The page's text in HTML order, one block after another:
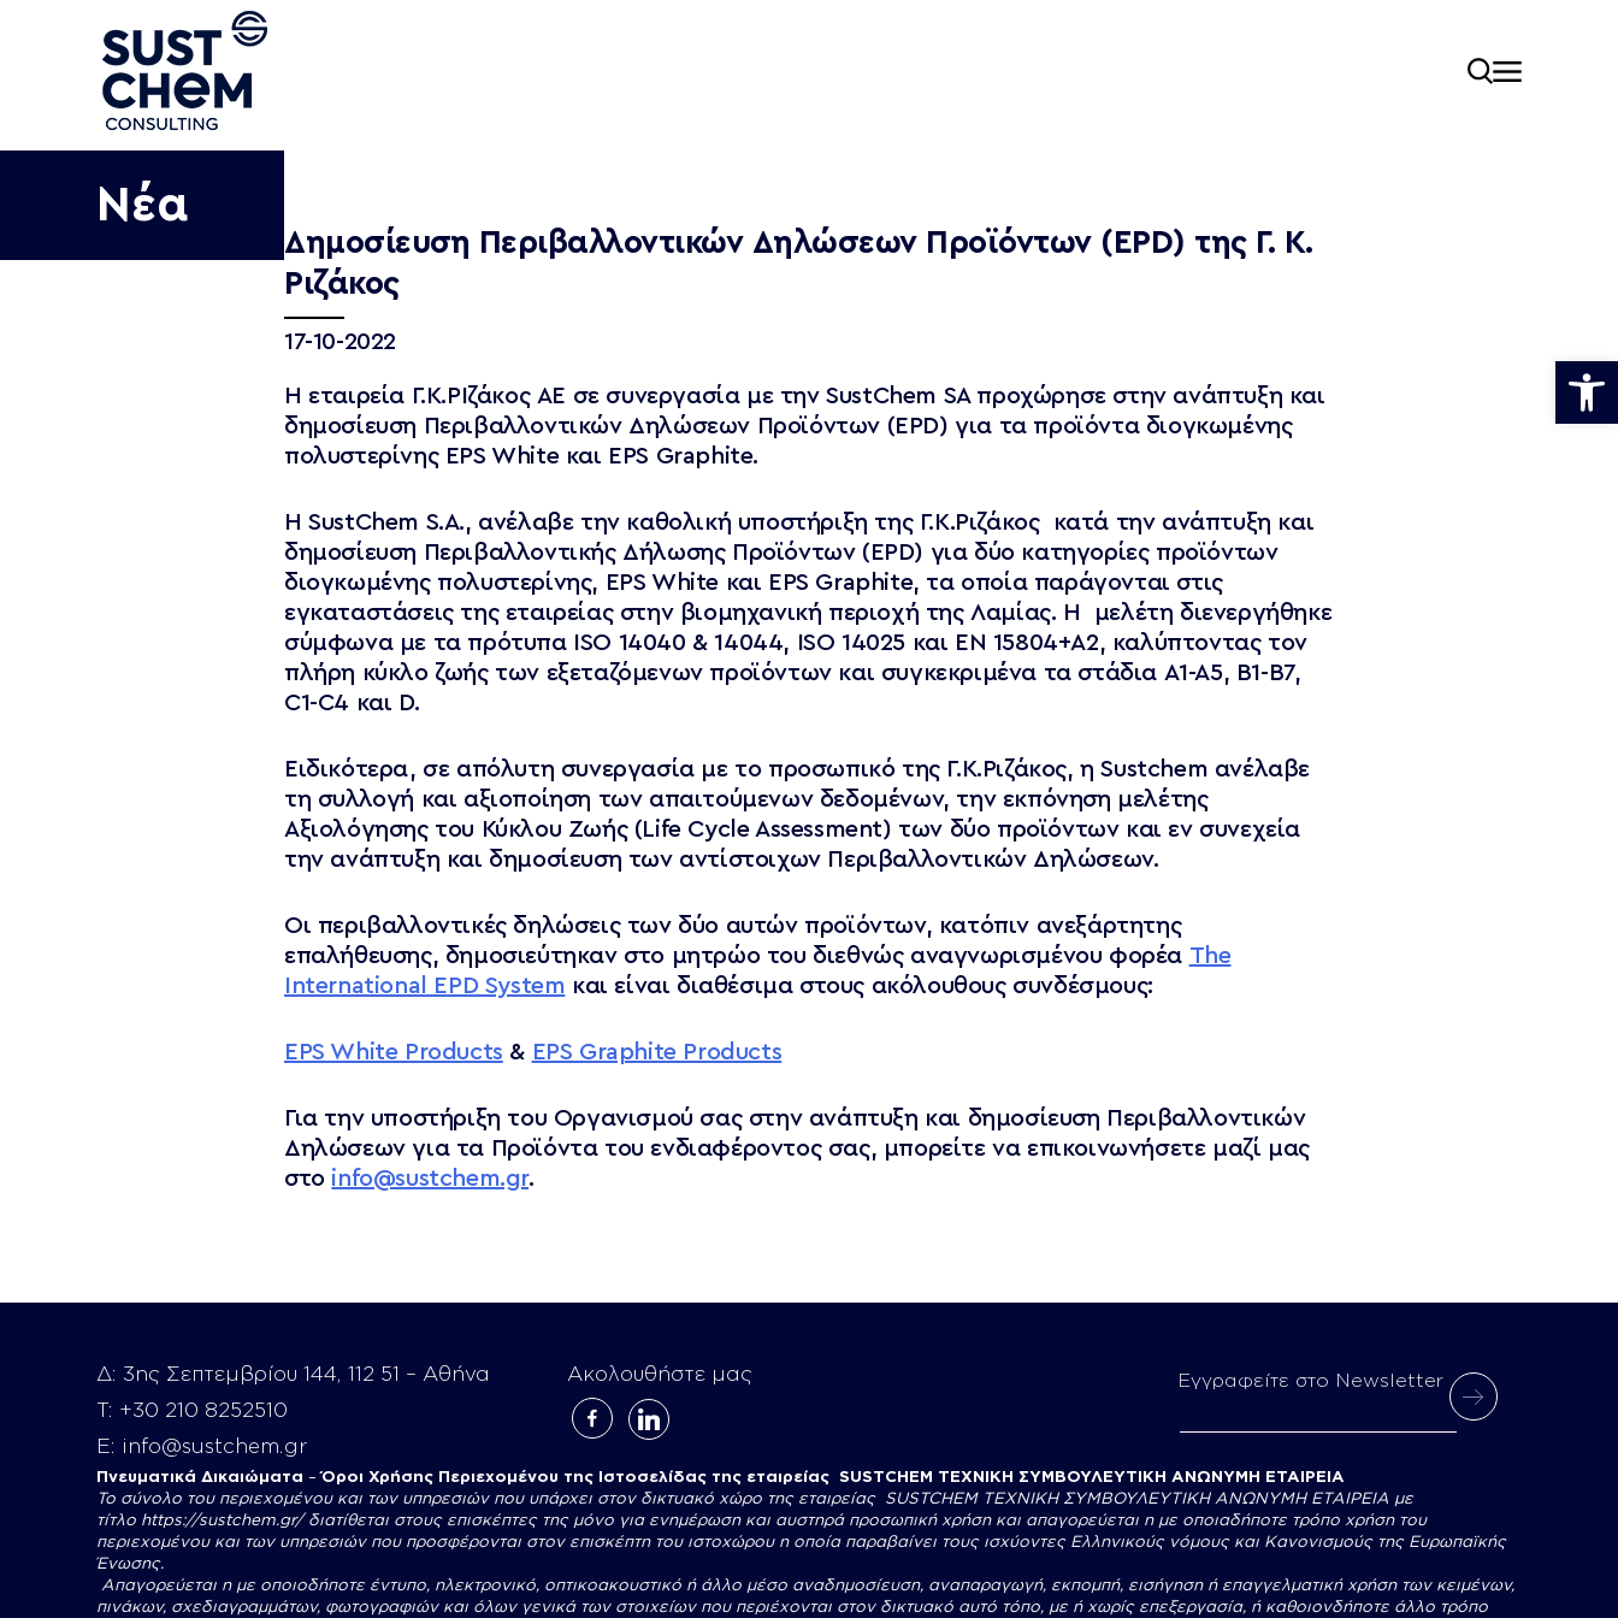
Eταιρεία
Ιστορική αναδρομή
Πιστοποιήσεις
Πελατολόγιο
Engineering
Energy
Certifications
CLP Wizard
Σεπτεμβρίου 144,
112 51, Αθήνα
Νέα
Δημοσίευση Περιβαλλοντικών Δηλώσεων Προϊόντων (EPD) της Γ. Κ.
Ριζάκος
17-10-2022
Η εταιρεία Γ.Κ.ΡΙζάκος ΑΕ σε συνεργασία με την SustChem SA προχώρησε στην ανάπτυξη και
δημοσίευση Περιβαλλοντικών Δηλώσεων Προϊόντων (EPD) για τα προϊόντα διογκωμένης
πολυστερίνης EPS White και EPS Graphite.
H SustChem S.A., ανέλαβε την καθολική υποστήριξη της Γ.Κ.Ριζάκος κατά την ανάπτυξη και
δημοσίευση Περιβαλλοντικής Δήλωσης Προϊόντων (EPD) για δύο κατηγορίες προϊόντων
διογκωμένης πολυστερίνης, EPS White και EPS Graphite, τα οποία παράγονται στις
εγκαταστάσεις της εταιρείας στην βιομηχανική περιοχή της Λαμίας. Η μελέτη διενεργήθηκε
σύμφωνα με τα πρότυπα ISO 14040 & 14044, ISO 14025 και ΕΝ 15804+Α2, καλύπτοντας τον
πλήρη κύκλο ζωής των εξεταζόμενων προϊόντων και συγκεκριμένα τα στάδια Α1-Α5, Β1-Β7,
C1-C4 και D.
Ειδικότερα, σε απόλυτη συνεργασία με το προσωπικό της Γ.Κ.Ριζάκος, η Sustchem ανέλαβε
τη συλλογή και αξιοποίηση των απαιτούμενων δεδομένων, την εκπόνηση μελέτης
Αξιολόγησης του Κύκλου Ζωής (Life Cycle Assessment) των δύο προϊόντων και εν συνεχεία
την ανάπτυξη και δημοσίευση των αντίστοιχων Περιβαλλοντικών Δηλώσεων.
Οι περιβαλλοντικές δηλώσεις των δύο αυτών προϊόντων, κατόπιν ανεξάρτητης
επαλήθευσης, δημοσιεύτηκαν στο μητρώο του διεθνώς αναγνωρισμένου φορέα The
International EPD System και είναι διαθέσιμα στους ακόλουθους συνδέσμους:
EPS White Products & EPS Graphite Products
Για την υποστήριξη του Οργανισμού σας στην ανάπτυξη και δημοσίευση Περιβαλλοντικών
Δηλώσεων για τα Προϊόντα του ενδιαφέροντος σας, μπορείτε να επικοινωνήσετε μαζί μας
στο info@sustchem.gr.
Δ: 3ης Σεπτεμβρίου 144, 112 51 – Αθήνα
Τ: +30 210 8252510
E: info@sustchem.gr
Ακολουθήστε μας
facebook-
alt
linkedin
Εγγραφείτε στο Newsletter
Πνευματικά Δικαιώματα –Όροι Χρήσης Περιεχομένου της Ιστοσελίδας της εταιρείας SUSTCHEM ΤΕΧΝΙΚΗ ΣΥΜΒΟΥΛΕΥΤΙΚΗ ΑΝΩΝΥΜΗ ΕΤΑΙΡΕΙΑ
Το σύνολο του περιεχομένου και των υπηρεσιών που υπάρχει στον δικτυακό χώρο της εταιρείας SUSTCHEM ΤΕΧΝΙΚΗ ΣΥΜΒΟΥΛΕΥΤΙΚΗ ΑΝΩΝΥΜΗ ΕΤΑΙΡΕΙΑ με
τίτλο https://sustchem.gr/διατίθεται στους επισκέπτες της μόνο για ενημέρωση και αυστηρά προσωπική χρήση και απαγορεύεται η με οποιαδήποτε τρόπο χρήση του
περιεχομένου και των υπηρεσιών που προσφέρονται στον επισκέπτη του ιστοχώρου η οποία παραβαίνει τους ισχύοντες Ελληνικούς νόμους και Κανονισμούς της Ευρωπαϊκής
Ένωσης.
Απαγορεύεται η με οποιοδήποτε έντυπο, ηλεκτρονικό, οπτικοακουστικό ή άλλο μέσο αναδημοσίευση, αναπαραγωγή, εκπομπή, εισήγηση ή επαγγελματική χρήση των κειμένων,
πινάκων, σχεδιαγραμμάτων, φωτογραφιών και όλων γενικά των στοιχείων που περιέχονται στον δικτυακό αυτό τόπο, με ή χωρίς επεξεργασία, ή καθοιονδήποτε άλλο τρόπο